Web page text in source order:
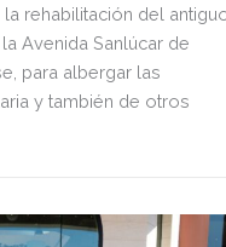
rehabilitación del
Avenida Sanlúcar de
para albergar las
y también de otros